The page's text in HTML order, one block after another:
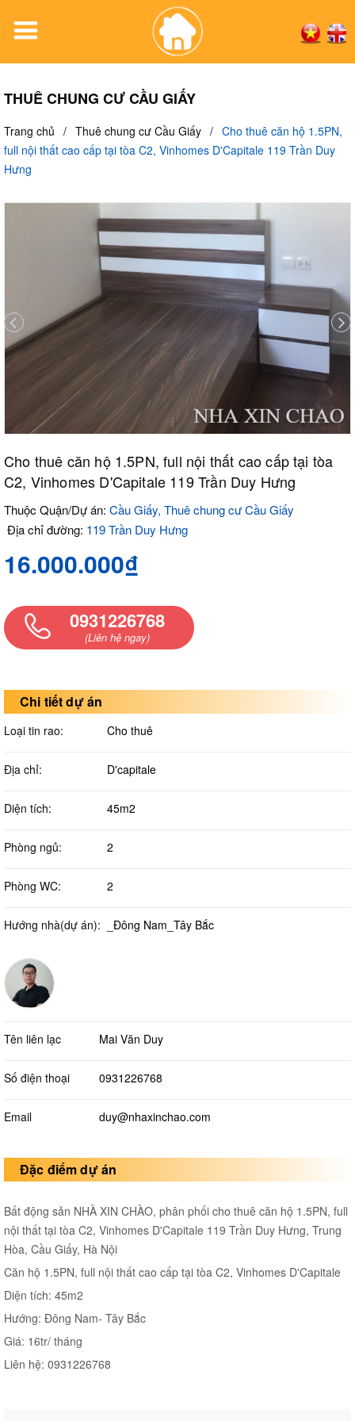
THUÊ CHUNG CƯ CẦU GIẤY
Trang chủ / Thuê chung cư Cầu Giấy / Cho thuê căn hộ 1.5PN,
full nội thất cao cấp tại tòa C2, Vinhomes D'Capitale 119 Trần Duy
Hưng
Cho thuê căn hộ 1.5PN, full nội thất cao cấp tại tòa
C2, Vinhomes D'Capitale 119 Trần Duy Hưng
Thuộc Quận/Dự án: Cầu Giấy, Thuê chung cư Cầu Giấy
Địa chỉ đường: 119 Trần Duy Hưng
16.000.000₫
0931226768
(Liên hệ ngay)
Chi tiết dự án
Loại tin rao: Cho thuê
Địa chỉ: D'capitale
Diện tích: 45m2
Phòng ngủ: 2
Phòng WC: 2
Hướng nhà(dự án): _Đông Nam_Tây Bắc
Tên liên lạc Mai Văn Duy
Số điện thoại 0931226768
Email duy@nhaxinchao.com
Đặc điểm dự án
Bất động sản NHÀ XIN CHÀO, phân phối cho thuê căn hộ 1.5PN, full
nội thất tại tòa C2, Vinhomes D'Capitale 119 Trần Duy Hưng, Trung
Hòa, Cầu Giấy, Hà Nội
Căn hộ 1.5PN, full nội thất cao cấp tại tòa C2, Vinhomes D'Capitale
Diện tích: 45m2
Hướng: Đông Nam- Tây Bắc
Giá: 16tr/ tháng
Liên hệ: 0931226768